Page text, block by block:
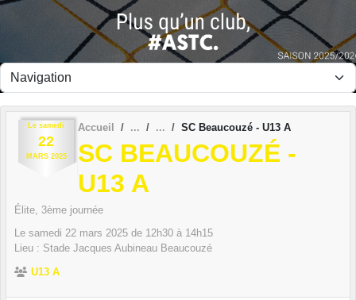
Le samedi
22
MARS 2025
Accueil SC Beaucouzé - U13 A
SC BEAUCOUZÉ -
U13 A
Élite, 3ème journée
Le samedi 22 mars 2025 de 12h30 à 14h15
Lieu : Stade Jacques Aubineau Beaucouzé
U13 A
Panneau de gestion des cookies